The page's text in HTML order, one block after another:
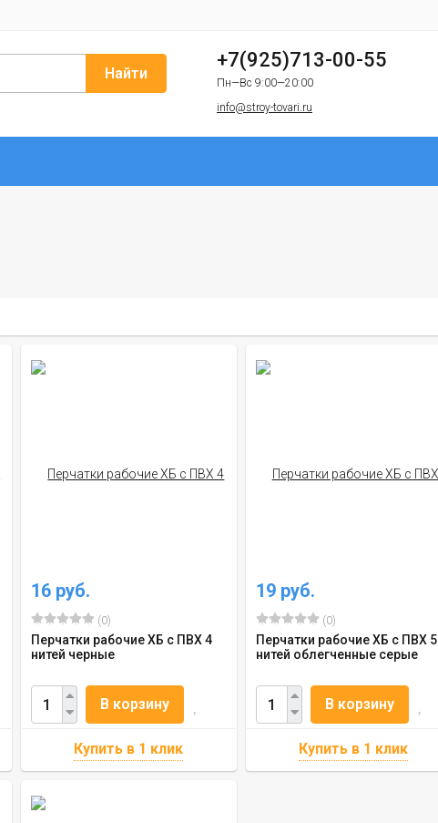
Найти
+7(925)713-00-55
Пн—Вс 9:00—20:00
info@stroy-tovari.ru
16 руб.
(0)
Перчатки рабочие ХБ с ПВХ 4
нитей черные
В корзину
19 руб.
(0)
Перчатки рабочие ХБ с ПВХ 5
нитей облегченные серые
В корзину